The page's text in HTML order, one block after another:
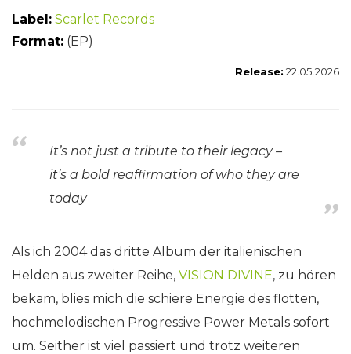
Label: Scarlet Records
Format: (EP)
Release: 22.05.2026
It’s not just a tribute to their legacy –
it’s a bold reaffirmation of who they are
today
Als ich 2004 das dritte Album der italienischen
Helden aus zweiter Reihe, VISION DIVINE, zu hören
bekam, blies mich die schiere Energie des flotten,
hochmelodischen Progressive Power Metals sofort
um. Seither ist viel passiert und trotz weiteren